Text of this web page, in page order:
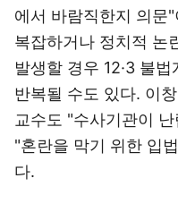
에서 바람직한지 의문
복잡하거나 정치적 논
발생할 경우 12·3 불
반복될 수도 있다. 이
교수도 "수사기관이
"혼란을 막기 위한 입
다.